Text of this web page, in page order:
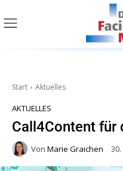
Start Aktuelles
AKTUELLES
Call4Content für
Von Marie Graichen